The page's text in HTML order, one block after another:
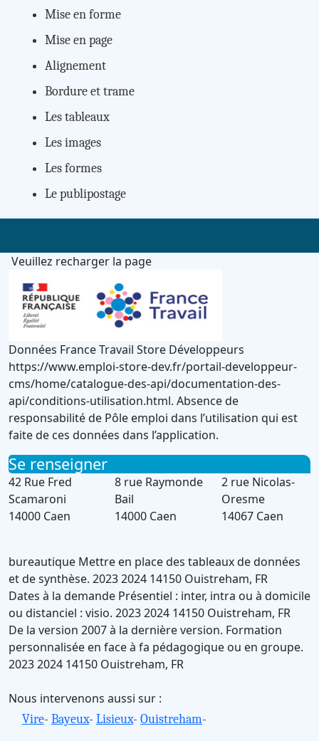
Mise en forme
Mise en page
Alignement
Bordure et trame
Les tableaux
Les images
Les formes
Le publipostage
Veuillez recharger la page
Données France Travail Store Développeurs
https://www.emploi-store-dev.fr/portail-developpeur-
cms/home/catalogue-des-api/documentation-des-
api/conditions-utilisation.html. Absence de
responsabilité de Pôle emploi dans l’utilisation qui est
faite de ces données dans l’application.
Se renseigner
42 Rue Fred
Scamaroni
14000 Caen
8 rue Raymonde
Bail
14000 Caen
2 rue Nicolas-
Oresme
14067 Caen
bureautique Mettre en place des tableaux de données
et de synthèse. 20232024 14150 Ouistreham, FR
Dates à la demande Présentiel : inter, intra ou à domicile
ou distanciel : visio. 20232024 14150 Ouistreham, FR
De la version 2007 à la dernière version. Formation
personnalisée en face à fa pédagogique ou en groupe.
20232024 14150 Ouistreham, FR
Nous intervenons aussi sur :
Vire- Bayeux- Lisieux- Ouistreham-